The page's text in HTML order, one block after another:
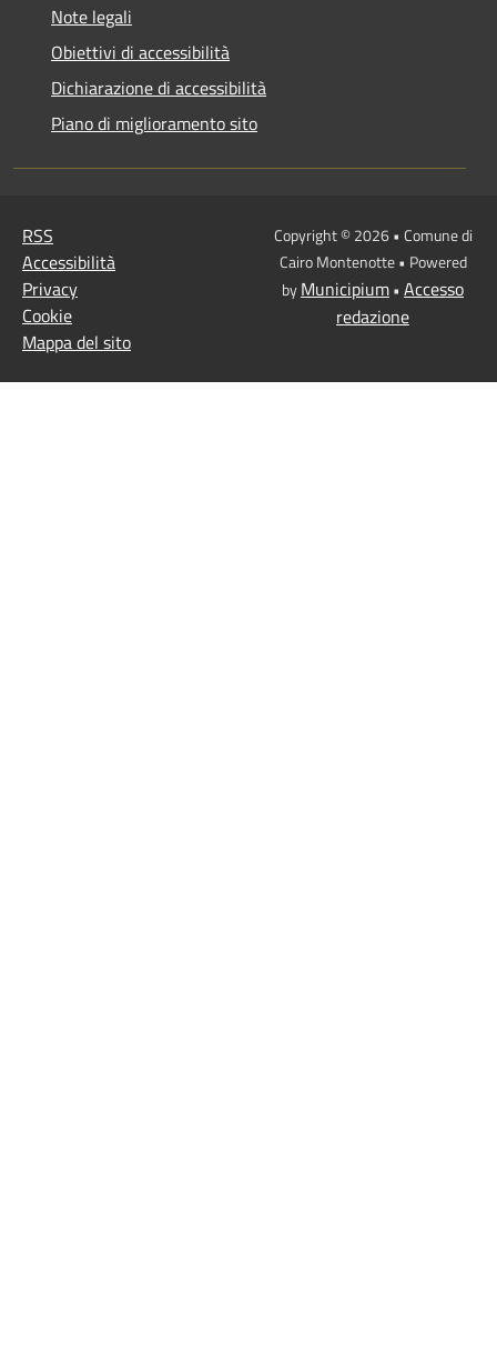
Note legali
Obiettivi di accessibilità
Dichiarazione di accessibilità
Piano di miglioramento sito
RSS
Accessibilità
Privacy
Cookie
Mappa del sito
Copyright © 2026 • Comune di
Cairo Montenotte • Powered
byMunicipium• Accesso
redazione